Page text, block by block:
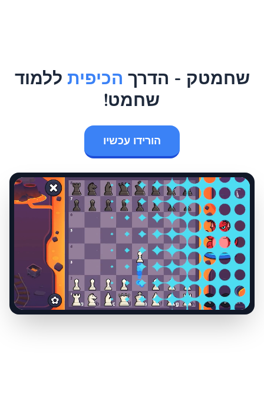
שחמטק - הדרך הכיפית ללמוד
שחמט!
הורידו עכשיו